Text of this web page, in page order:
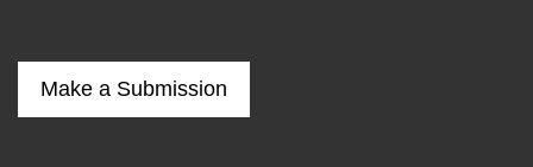
Make a Submission